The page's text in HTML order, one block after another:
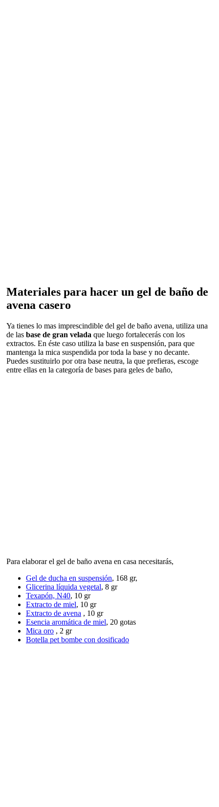
Materiales para hacer un gel de baño de
avena casero
Ya tienes lo mas imprescindible del gel de baño avena, utiliza una
de las base de gran velada que luego fortalecerás con los
extractos. En éste caso utiliza la base en suspensión, para que
mantenga la mica suspendida por toda la base y no decante.
Puedes sustituirlo por otra base neutra, la que prefieras, escoge
entre ellas en la categoría de bases para geles de baño,
Para elaborar el gel de baño avena en casa necesitarás,
Gel de ducha en suspensión, 168 gr,
Glicerina líquida vegetal, 8 gr
Texapón, N40, 10 gr
Extracto de miel, 10 gr
Extracto de avena , 10 gr
Esencia aromática de miel, 20 gotas
Mica oro , 2 gr
Botella pet bombe con dosificado